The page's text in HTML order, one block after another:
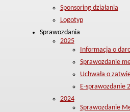
Sponsoring działania
Logotyp
Sprawozdania
2025
Informacja o
Sprawozdanie
Uchwała o
E-sprawozdanie
2024
Sprawozdanie